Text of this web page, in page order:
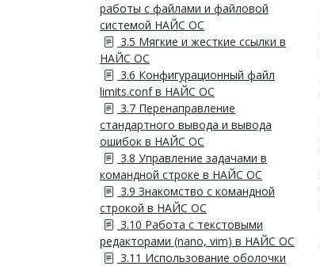
работы с файлами и файловой
системой НАЙС ОС
3.5 Мягкие и жесткие ссылки в
НАЙС ОС
3.6 Конфигурационный файл
limits.conf в НАЙС ОС
3.7 Перенаправление
стандартного вывода и вывода
ошибок в НАЙС ОС
3.8 Управление задачами в
командной строке в НАЙС ОС
3.9 Знакомство с командной
строкой в НАЙС ОС
3.10 Работа с текстовыми
редакторами (nano, vim) в НАЙС ОС
3.11 Использование оболочки